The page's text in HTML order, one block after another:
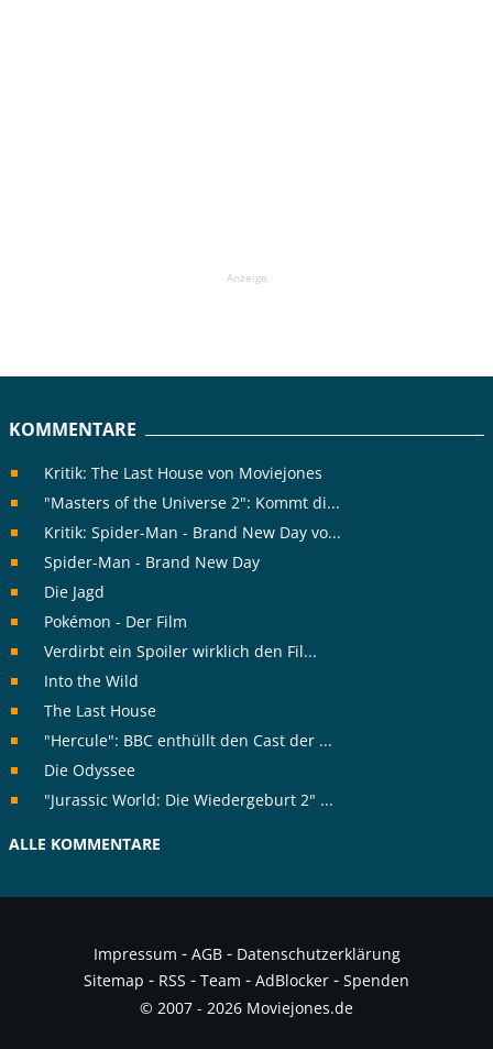
Anzeige
KOMMENTARE
Kritik: The Last House von Moviejones
"Masters of the Universe 2": Kommt di...
Kritik: Spider-Man - Brand New Day vo...
Spider-Man - Brand New Day
Die Jagd
Pokémon - Der Film
Verdirbt ein Spoiler wirklich den Fil...
Into the Wild
The Last House
"Hercule": BBC enthüllt den Cast der ...
Die Odyssee
"Jurassic World: Die Wiedergeburt 2" ...
ALLE KOMMENTARE
Impressum - AGB- Datenschutzerklärung
Sitemap - RSS - Team - AdBlocker - Spenden
© 2007 - 2026 Moviejones.de